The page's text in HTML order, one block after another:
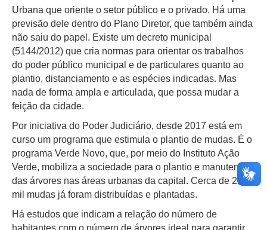
Urbana que oriente o setor público e o privado. Há uma
previsão dele dentro do Plano Diretor, que também ainda
não saiu do papel. Existe um decreto municipal
(5144/2012) que cria normas para orientar os trabalhos
do poder público municipal e de particulares quanto ao
plantio, distanciamento e as espécies indicadas. Mas
nada de forma ampla e articulada, que possa mudar a
feição da cidade.
Por iniciativa do Poder Judiciário, desde 2017 está em
curso um programa que estimula o plantio de mudas. É o
programa Verde Novo, que, por meio do Instituto Ação
Verde, mobiliza a sociedade para o plantio e manutenção
das árvores nas áreas urbanas da capital. Cerca de 220
mil mudas já foram distribuídas e plantadas.
Há estudos que indicam a relação do número de
habitantes com o número de árvores ideal para garantir